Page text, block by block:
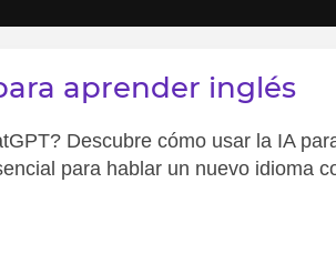
aprender inglés
Descubre cómo usar la IA
para hablar un nuevo idioma